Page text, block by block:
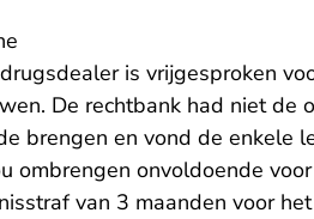
is vrijgesproken
De rechtbank had niet de
brengen en vond de enkele
ombrengen onvoldoende
van 3 maanden voor